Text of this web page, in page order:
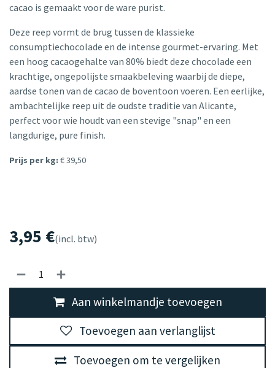
cacao is gemaakt voor de ware purist.
Deze reep vormt de brug tussen de klassieke
consumptiechocolade en de intense gourmet-ervaring. Met
een hoog cacaogehalte van 80% biedt deze chocolade een
krachtige, ongepolijste smaakbeleving waarbij de diepe,
aardse tonen van de cacao de boventoon voeren. Een eerlijke,
ambachtelijke reep uit de oudste traditie van Alicante,
perfect voor wie houdt van een stevige "snap" en een
langdurige, pure finish.
Prijs per kg: € 39,50
3,95 €(incl. btw)
Aan winkelmandje toevoegen
Toevoegen om te vergelijken
Toevoegen aan verlanglijst